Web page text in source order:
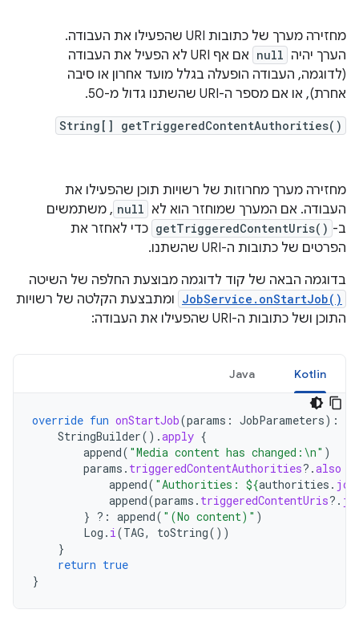
מחזירה מערך של כתובות URI שהפעילו את העבודה.
הערך יהיה null
אם אף URI לא הפעיל את העבודה
(לדוגמה, העבודה הופעלה בגלל מועד אחרון או סיבה
אחרת), או אם מספר ה-URI שהשתנו גדול מ-50.
String[] getTriggeredContentAuthorities()
מחזירה מערך מחרוזות של רשויות תוכן שהפעילו את
העבודה. אם המערך שמוחזר הוא לא null , משתמשים
ב- getTriggeredContentUris() כדי לאחזר את
הפרטים של כתובות ה-URI שהשתנו.
בדוגמה הבאה של קוד לדוגמה מבוצעת החלפה של השיטה
JobService.onStartJob() ומתבצעת הקלטה של רשויות
התוכן ושל כתובות ה-URI שהפעילו את העבודה:
Kotlin
Java
override fun onStartJob(params : JobParameters):
StringBuilder().apply {
append( "Media content has changed:\n" )
params . triggeredContentAuthorities?.also
append( "Authorities: ${authorities .
append(params . triggeredContentUris?.
} ?: append( "(No content)" )
Log . i(TAG, toString())
}
return true
}